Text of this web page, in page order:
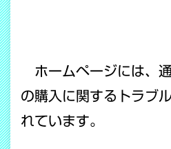
ホームページには、
の購入に関するトラブ
れています。